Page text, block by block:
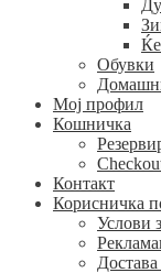
Обувки
Мој профил
Кошничка
Контакт
Корисничка
Услови